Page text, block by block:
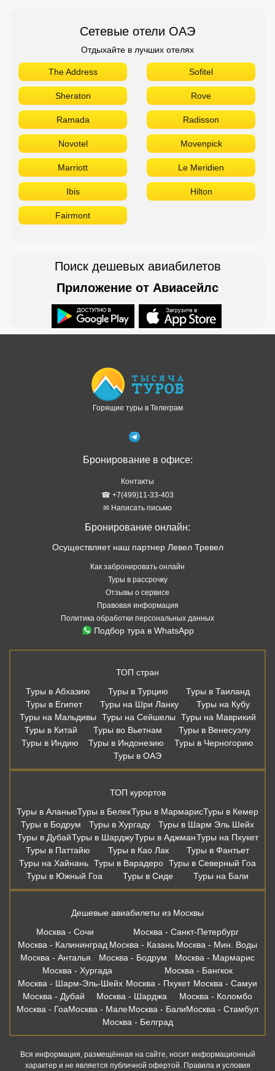
Сетевые отели ОАЭ
Отдыхайте в лучших отелях
The Address Sofitel
Sheraton Rove
Ramada Radisson
Novotel Movenpick
Marriott Le Meridien
Ibis Hilton
Fairmont
Поиск дешевых авиабилетов
Приложение от Авиасейлс
Горящие туры в Телеграм
Бронирование в офисе:
Контакты
☎ +7(499)11-33-403
✉ Написать письмо
Бронирование онлайн:
Осуществляет наш партнер Левел Тревел
Как забронировать онлайн
Туры в рассрочку
Отзывы о сервисе
Правовая информация
Политика обработки персональных данных
Подбор тура в WhatsApp
ТОП стран
Туры в Абхазию
Туры в Турцию
Туры в Таиланд
Туры в Египет
Туры на Шри Ланку
Туры на Кубу
Туры на Мальдивы
Туры на Сейшелы
Туры на Маврикий
Туры в Китай
Туры во Вьетнам
Туры в Венесуэлу
Туры в Индию
Туры в Индонезию
Туры в Черногорию
Туры в ОАЭ
ТОП курортов
Туры в АланьюТуры в БелекТуры в МармарисТуры в Кемер
Туры в Бодрум
Туры в Хургаду
Туры в Шарм Эль Шейх
Туры в ДубайТуры в ШарджуТуры в АджманТуры на Пхукет
Туры в Паттайю
Туры в Као Лак
Туры в Фантьет
Туры на Хайнань Туры в Варадеро Туры в Северный Гоа
Туры в Южный Гоа
Туры в Сиде Туры на Бали
Дешевые авиабилеты из Москвы
Москва - Сочи
Москва - Санкт-Петербург
Москва - Калининград Москва - Казань Москва - Мин. Воды
Москва - Анталья
Москва - Бодрум
Москва - Мармарис
Москва - Хургада
Москва - Бангкок
Москва - Шарм-Эль-Шейх Москва - Пхукет Москва - Самуи
Москва - Дубай
Москва - Шарджа
Москва - Коломбо
Москва - ГоаМосква - МалеМосква - БалиМосква - Стамбул
Москва - Белград
Вся информация, размещённая на сайте, носит информационный
характер и не является публичной офертой. Правила и условия